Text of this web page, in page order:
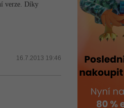
verze. Díky
16.7.2013 19:46